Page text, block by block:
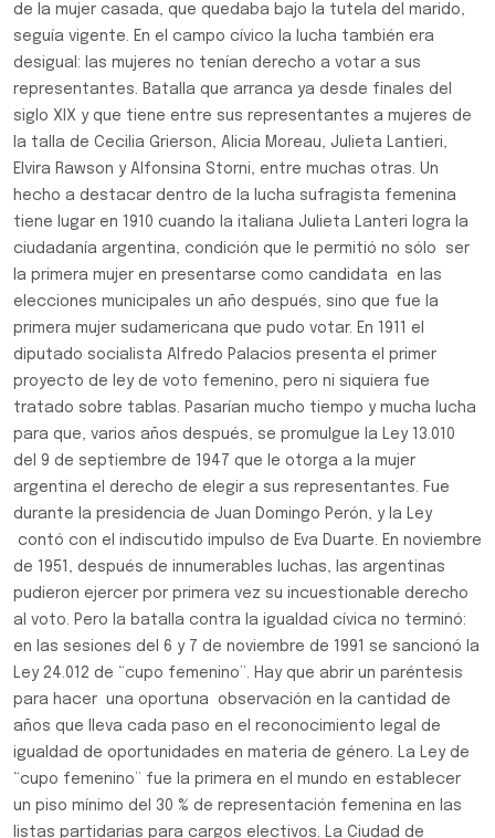
de la mujer casada, que quedaba bajo la tutela del marido,
seguía vigente. En el campo cívico la lucha también era
desigual: las mujeres no tenían derecho a votar a sus
representantes. Batalla que arranca ya desde finales del
siglo XIX y que tiene entre sus representantes a mujeres de
la talla de Cecilia Grierson, Alicia Moreau, Julieta Lantieri,
Elvira Rawson y Alfonsina Storni, entre muchas otras. Un
hecho a destacar dentro de la lucha sufragista femenina
tiene lugar en 1910 cuando la italiana Julieta Lanteri logra la
ciudadanía argentina, condición que le permitió no sólo ser
la primera mujer en presentarse como candidata en las
elecciones municipales un año después, sino que fue la
primera mujer sudamericana que pudo votar. En 1911 el
diputado socialista Alfredo Palacios presenta el primer
proyecto de ley de voto femenino, pero ni siquiera fue
tratado sobre tablas. Pasarían mucho tiempo y mucha lucha
para que, varios años después, se promulgue la Ley 13.010
del 9 de septiembre de 1947 que le otorga a la mujer
argentina el derecho de elegir a sus representantes. Fue
durante la presidencia de Juan Domingo Perón, y la Ley
contó con el indiscutido impulso de Eva Duarte. En noviembre
de 1951, después de innumerables luchas, las argentinas
pudieron ejercer por primera vez su incuestionable derecho
al voto. Pero la batalla contra la igualdad cívica no terminó:
en las sesiones del 6 y 7 de noviembre de 1991 se sancionó la
Ley 24.012 de “cupo femenino”. Hay que abrir un paréntesis
para hacer una oportuna observación en la cantidad de
años que lleva cada paso en el reconocimiento legal de
igualdad de oportunidades en materia de género. La Ley de
“cupo femenino” fue la primera en el mundo en establecer
un piso mínimo del 30 % de representación femenina en las
listas partidarias para cargos electivos. La Ciudad de